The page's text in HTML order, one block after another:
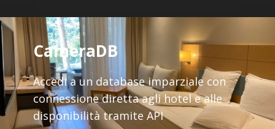
CameraDB
Accedi a un database imparziale con
connessione diretta agli hotel e alle
disponibilità tramite API